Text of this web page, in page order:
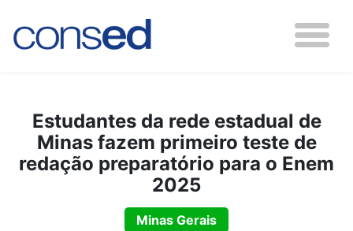
Estudantes da rede estadual de
Minas fazem primeiro teste de
redação preparatório para o Enem
2025
Minas Gerais